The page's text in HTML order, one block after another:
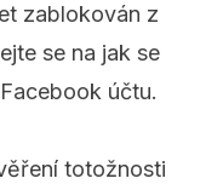
zablokován z
se na jak se
účtu.
totožnosti